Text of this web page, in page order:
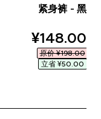
紧身裤 - 黑
¥148.00‎
原价 ¥198.00‎
立省 ¥50.00‎